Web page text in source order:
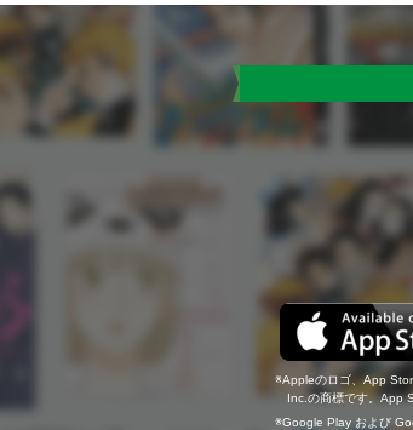
Appleのロゴ、App
Inc.の商標です。App
Google Play および